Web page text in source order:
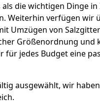
die wichtigen Dinge
Weiterhin verfügen wir
Umzügen von
Größenordnung und
für jedes Budget eine
ausgewählt, wir haben